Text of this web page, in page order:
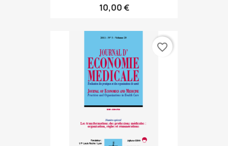
10,00 €
favorite_border